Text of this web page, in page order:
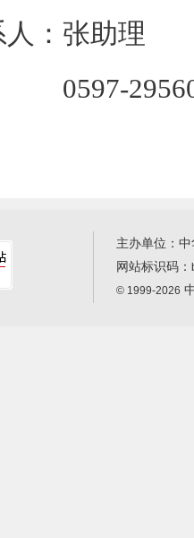
：张助理
0597-
主办单位：
网站标识码：
© 1999-2026